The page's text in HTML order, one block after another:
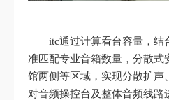
itc通过计算看台容量，结
准匹配专业音箱数量，分散式
馆两侧等区域，实现分散扩声
对音频操控台及整体音频线路